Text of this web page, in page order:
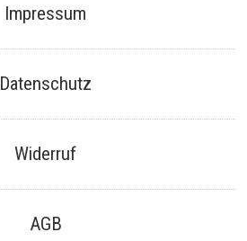
Impressum
Datenschutz
Widerruf
AGB